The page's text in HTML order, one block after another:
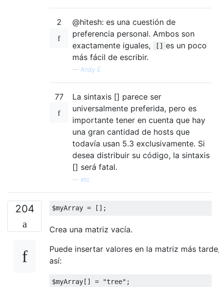
2
@hitesh: es una cuestión de
preferencia personal. Ambos son
exactamente iguales,
[] es un poco
más fácil de escribir.
— Andy E
77
La sintaxis [] parece ser
universalmente preferida, pero es
importante tener en cuenta que hay
una gran cantidad de hosts que
todavía usan 5.3 exclusivamente. Si
desea distribuir su código, la sintaxis
[] será fatal.
etc
204 $myArray = [];
Crea una matriz vacía.
Puede insertar valores en la matriz más
así:
$myArray[] = "tree" ;